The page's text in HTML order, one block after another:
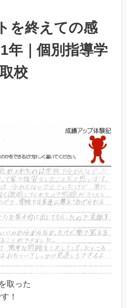
を終えての感
｜個別指導学
校
取った
す！